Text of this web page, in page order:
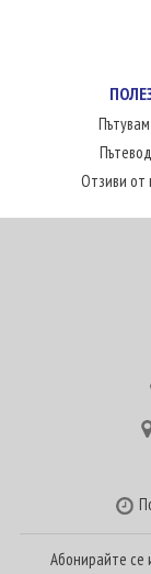
Отзиви от
Абонирайте се